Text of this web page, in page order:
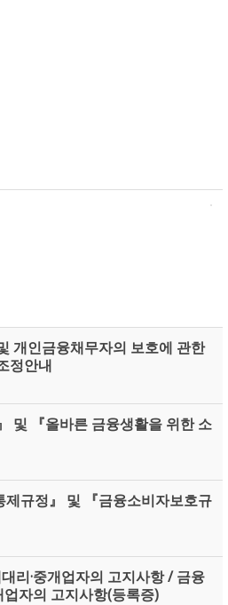
개인금융채무자의 보호에 관한
정안내
및 『올바른 금융생활을 위한 소
제규정』 및 『금융소비자보호규
리·중개업자의 고지사항 / 금융
자의 고지사항(등록증)